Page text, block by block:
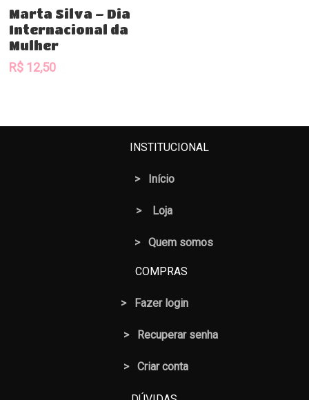
Comprar
Marta Silva – Dia
Internacional da
Mulher
R$ 12,50
INSTITUCIONAL
> Início
> Loja
> Quem somos
COMPRAS
> Fazer login
> Recuperar senha
> Criar conta